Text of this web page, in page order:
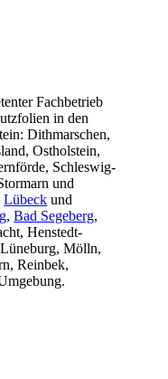
Fachbetrieb
in den
Dithmarschen,
Ostholstein,
Schleswig-
und
Lübeck und
,Bad Segeberg,
Henstedt-
Mölln,
Reinbek,